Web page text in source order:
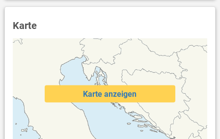
Karte
Karte anzeigen